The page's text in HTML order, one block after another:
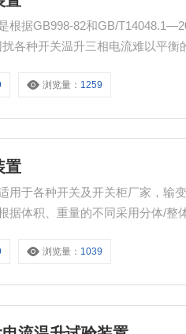
根据GB998-82和GB/
各种开关温升三相电流难以平
浏览量： 1259
置
用于各种开关及开关柜厂家，输
据体积、重量的不同采用分体/
浏览量： 1039